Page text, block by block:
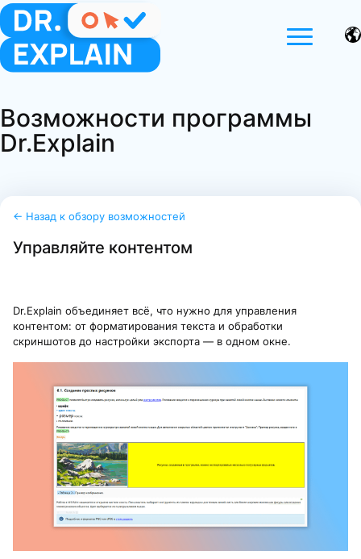
Возможности программы
Dr.Explain
← Назад к обзору возможностей
Управляйте контентом
Dr.Explain объединяет всё, что нужно для управления
контентом: от форматирования текста и обработки
скриншотов до настройки экспорта — в одном окне.